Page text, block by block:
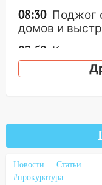
08:30 Поджог
домов и
07:50 Какая
августа
Судьба
на 8 августа
деньгами, а
встреча
Новости
Статьи
#прокуратура